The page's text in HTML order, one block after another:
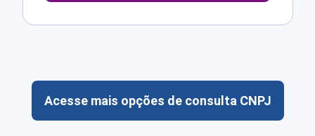
Acesse mais opções de consulta CNPJ